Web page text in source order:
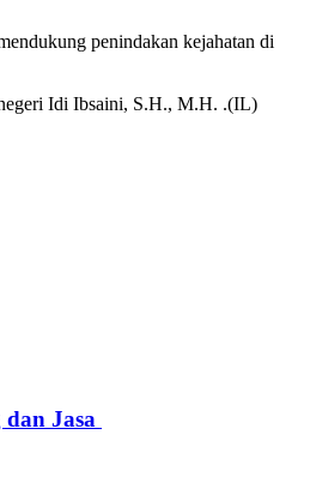
penindakan kejahatan di
negeri Idi Ibsaini, S.H., M.H. .(IL)
Jasa